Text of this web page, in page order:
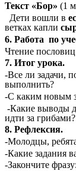
Текст «Бор» (1
Дети вошли в
ветках капли
6. Работа по
Чтение
7. Итог урока.
-Все ли задачи,
выполнить?
-С каким новым
-Какие выводы
идти за грибами?
8. Рефлексия.
-Молодцы,
-Какие задания
-Закончите фразу: